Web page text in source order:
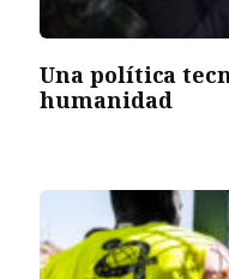
Una política
humanidad